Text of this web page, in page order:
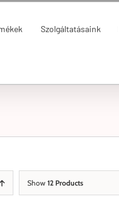
Szolgáltatásaink
Show 12 Products